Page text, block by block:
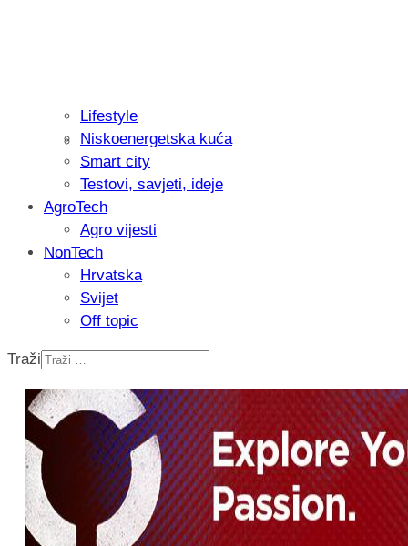
Recenzija: Philips All-in-One Trimmer
muškarcu
Isprobali smo: Thermostar
Lifestyle
Niskoenergetska kuća
Smart city
Testovi, savjeti, ideje
AgroTech
Agro vijesti
NonTech
Hrvatska
Svijet
Off topic
Traži